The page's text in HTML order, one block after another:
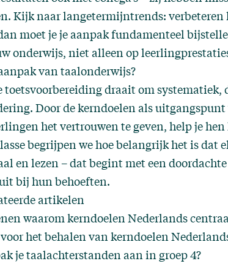
Kijk naar langetermijntrends: verbeteren
moet je je aanpak fundamenteel
onderwijs, niet alleen op
van taalonderwijs?
toetsvoorbereiding draait om
Door de kerndoelen als
het vertrouwen te geven, help je
begrijpen we hoe belangrijk het is dat
en lezen – dat begint met een
bij hun behoeften.
artikelen
waarom kerndoelen Nederlands
het behalen van kerndoelen
je taalachterstanden aan in groep 4?